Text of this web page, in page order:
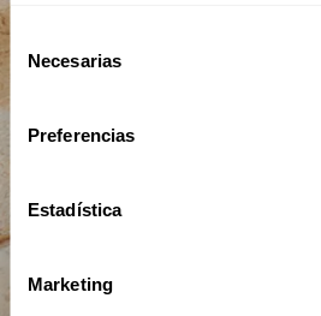
Selección
Necesarias
Preferencias
Estadística
Marketing